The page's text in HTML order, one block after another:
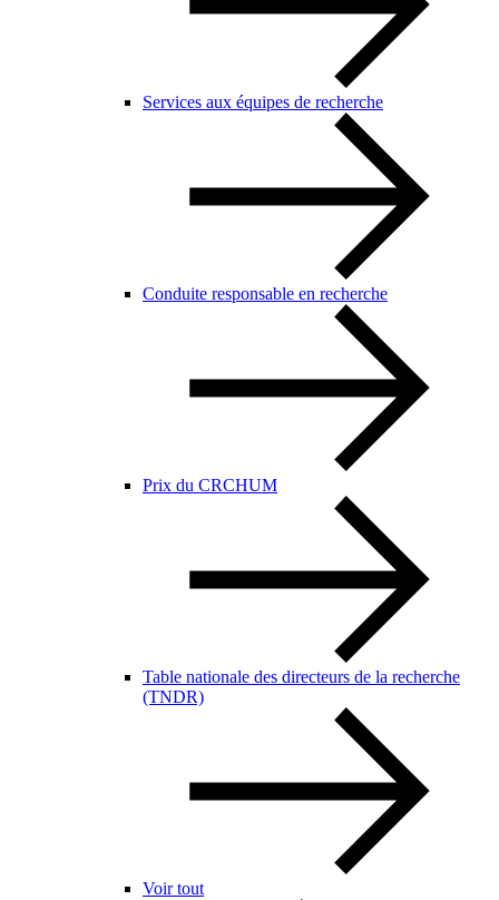
Services aux équipes de recherche
Conduite responsable en recherche
Prix du CRCHUM
Table nationale des directeurs de la recherche
(TNDR)
Voir tout